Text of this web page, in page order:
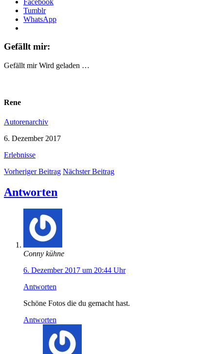
Tumblr
WhatsApp
Gefällt mir:
Gefällt mir Wird geladen …
Rene
Autorenarchiv
6. Dezember 2017
Erlebnisse
Vorheriger Beitrag Nächster Beitrag
Antworten
Conny kühne
6. Dezember 2017 um 20:44 Uhr
Antworten
Schöne Fotos die du gemacht hast.
Antworten